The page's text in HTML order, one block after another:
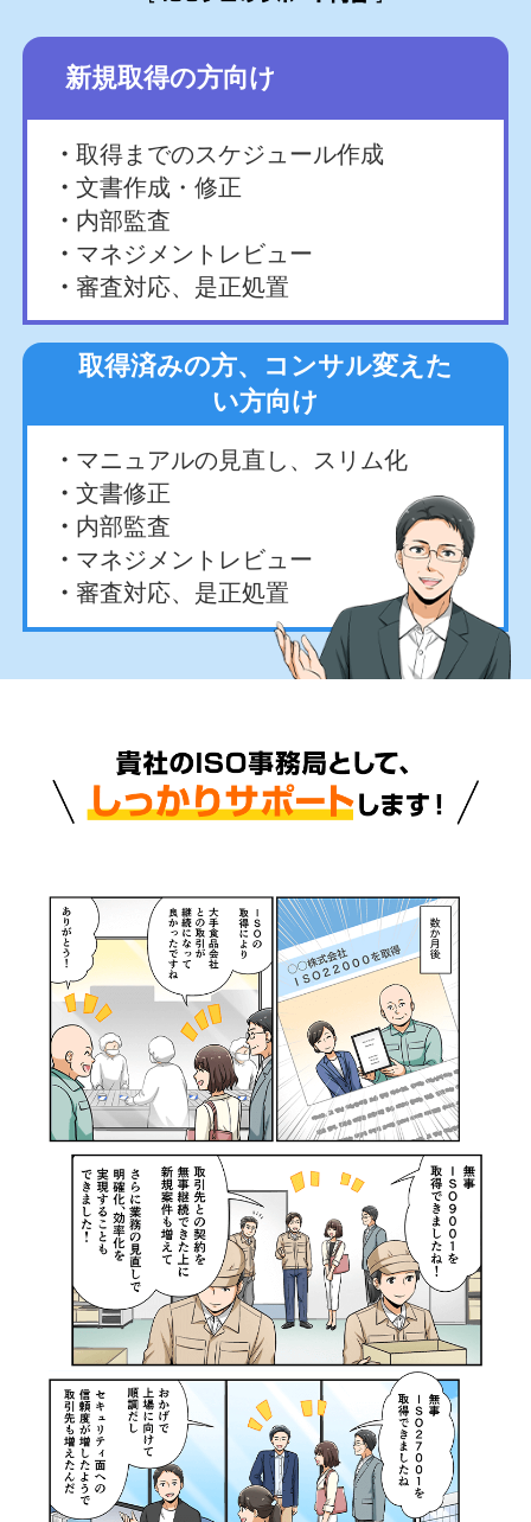
新規取得の方向け
取得までのスケジュール作成
文書作成・修正
内部監査
マネジメントレビュー
審査対応、是正処置
取得済みの方、コンサル変えた
い方向け
マニュアルの見直し、スリム化
文書修正
内部監査
マネジメントレビュー
審査対応、是正処置